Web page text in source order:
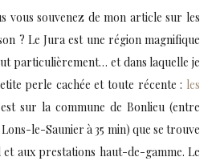
vous souvenez de mon article sur les
? Le Jura est une région magnifique
particulièrement… et dans laquelle je
perle cachée et toute récente : les
sur la commune de Bonlieu (entre
Lons-le-Saunier à 35 min) que se trouve
aux prestations haut-de-gamme. Le